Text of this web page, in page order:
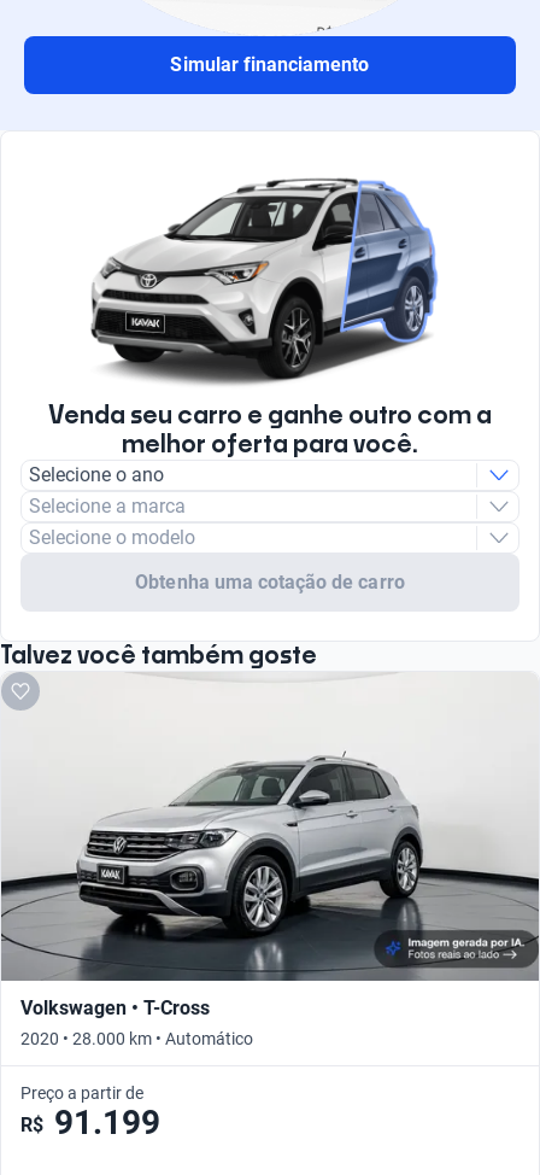
Simular financiamento
Venda seu carro e ganhe outro com a
melhor oferta para você.
Selecione o ano
Selecione a marca
Selecione o modelo
Obtenha uma cotação de carro
Talvez você também goste
Volkswagen • T-Cross
2020 • 28.000 km • Automático
Preço a partir de
R$ 91.199